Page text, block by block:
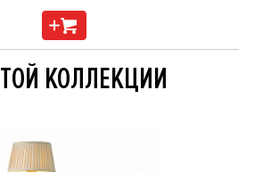
КОЛЛЕКЦИИ